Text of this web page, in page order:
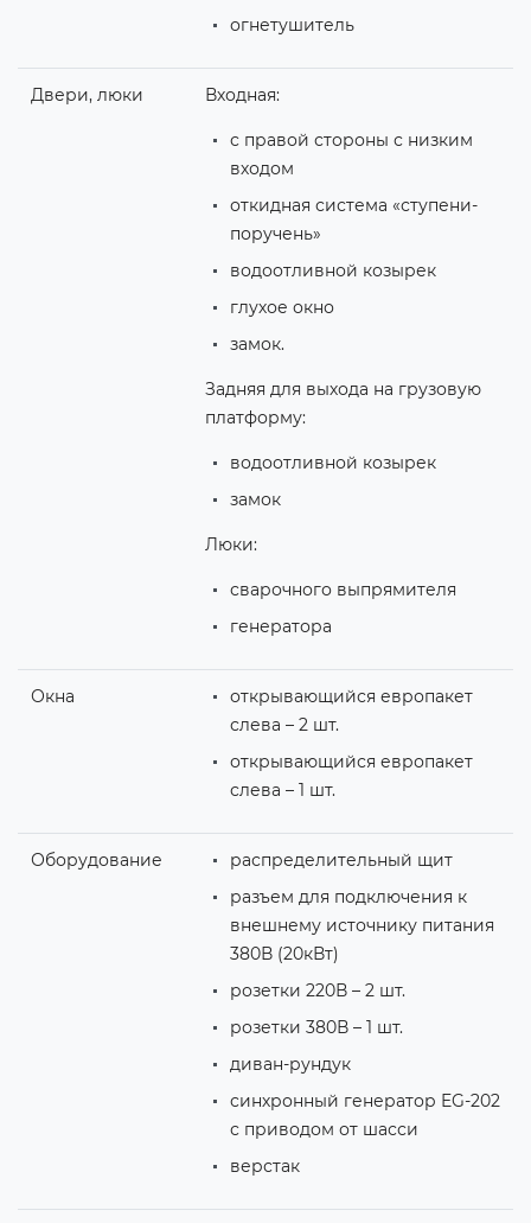
огнетушитель
Двери, люки Входная:
с правой стороны с низким
входом
откидная система «ступени-
поручень»
водоотливной козырек
глухое окно
замок.
Задняя для выхода на грузовую
платформу:
водоотливной козырек
замок
Люки:
сварочного выпрямителя
генератора
Окна
открывающийся европакет
слева – 2 шт.
открывающийся европакет
слева – 1 шт.
Оборудование
распределительный щит
разъем для подключения к
внешнему источнику питания
380В (20кВт)
розетки 220В – 2 шт.
розетки 380В – 1 шт.
диван-рундук
синхронный генератор EG-202
с приводом от шасси
верстак